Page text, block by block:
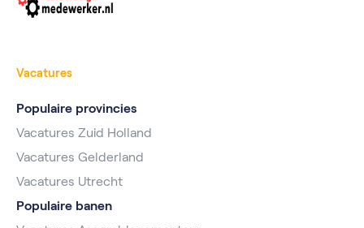
Vacatures
Populaire provincies
Vacatures Zuid Holland
Vacatures Gelderland
Vacatures Utrecht
Populaire banen